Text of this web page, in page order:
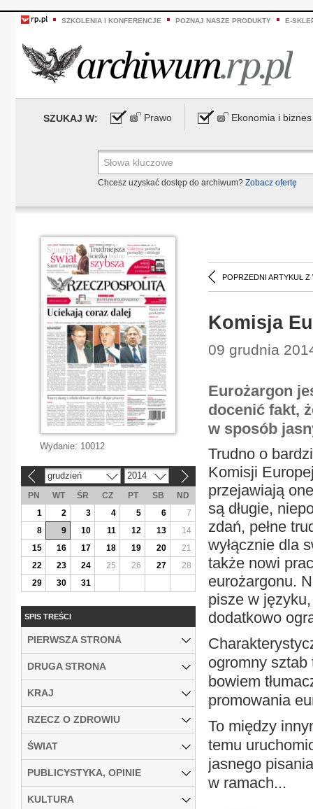
SZKOLENIA I KONFERENCJE POZNAJ NASZE PRODUKTY E-
SZUKAJ W: Prawo Ekonomia i biznes
Chcesz uzyskać dostęp do archiwum? Zobacz ofertę
POPRZEDNI ARTYKUŁ Z
Komisja
09 grudnia
Eurożargon
docenić fakt,
w sposób
Trudno o
Komisji
przejawiają
są długie,
zdań, pełne
wyłącznie dla
także nowi
eurożargonu.
pisze w
dodatkowo
ogromny sztab
bowiem
promowania
To między
temu
jasnego
w ramach...
Wydanie: 10012
grudzień 2014
PN WT ŚR CZ PT SB
ND
1
2 3 4 5 6
7
8
9 10 11 12 13
14
15
16 17 18 19 20
21
22
23 24 25 26 27
28
29
30 31
SPIS TREŚCI
PIERWSZA STRONA
DRUGA STRONA
KRAJ
RZECZ O ZDROWIU
ŚWIAT
PUBLICYSTYKA, OPINIE
KULTURA